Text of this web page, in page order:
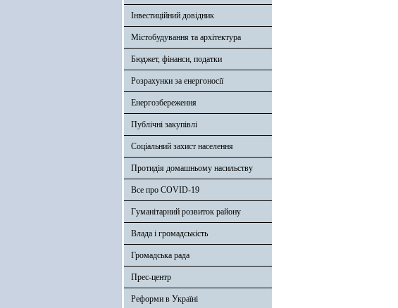
Інвестиційний довідник
Містобудування та архітектура
Бюджет, фінанси, податки
Розрахунки за енергоносії
Енергозбереження
Публічні закупівлі
Соціальний захист населення
Протидія домашньому насильству
Все про COVID-19
Гуманітарний розвиток району
Влада і громадськість
Громадська рада
Прес-центр
Реформи в Україні